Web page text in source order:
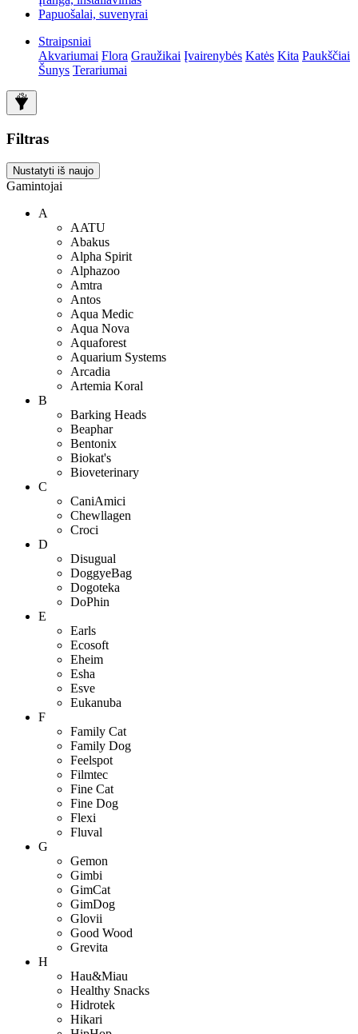
Papuošalai, suvenyrai
Straipsniai
Akvariumai Flora Graužikai Įvairenybės Katės Kita Paukščiai
Šunys Terariumai
Filtras
Nustatyti iš naujo
Gamintojai
A
AATU
Abakus
Alpha Spirit
Alphazoo
Amtra
Antos
Aqua Medic
Aqua Nova
Aquaforest
Aquarium Systems
Arcadia
Artemia Koral
B
Barking Heads
Beaphar
Bentonix
Biokat's
Bioveterinary
C
CaniAmici
Chewllagen
Croci
D
Disugual
DoggyeBag
Dogoteka
DoPhin
E
Earls
Ecosoft
Eheim
Esha
Esve
Eukanuba
F
Family Cat
Family Dog
Feelspot
Filmtec
Fine Cat
Fine Dog
Flexi
Fluval
G
Gemon
Gimbi
GimCat
GimDog
Glovii
Good Wood
Grevita
H
Hau&Miau
Healthy Snacks
Hidrotek
Hikari